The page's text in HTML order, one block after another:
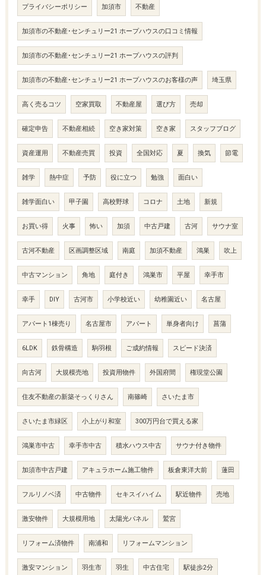
プライバシーポリシー 加須市 不動産
加須市の不動産･センチュリー21 ホープハウスの口コミ情報
加須市の不動産･センチュリー21 ホープハウスの評判
加須市の不動産･センチュリー21 ホープハウスのお客様の声 埼玉県
高く売るコツ 空家買取 不動産屋 選び方 売却
確定申告 不動産相続 空き家対策 空き家 スタッフブログ
資産運用 不動産売買 投資 全国対応 夏 換気 節電
雑学 熱中症 予防 役に立つ 勉強 面白い
雑学面白い 甲子園 高校野球 コロナ 土地 新規
お買い得 火事 怖い 加須 中古戸建 古河 サウナ室
古河不動産 区画調整区域 南庭 加須不動産 鴻巣 吹上
中古マンション 角地 庭付き 鴻巣市 平屋 幸手市
幸手 DIY 古河市 小学校近い 幼稚園近い 名古屋
アパート1棟売り 名古屋市 アパート 単身者向け 菖蒲
6LDK 鉄骨構造 駒羽根 ご成約情報 スピード決済
向古河 大規模売地 投資用物件 外国府間 権現堂公園
住友不動産の新築そっくりさん 南篠崎 さいたま市
さいたま市緑区 小上がり和室 300万円台で買える家
鴻巣市中古 幸手市中古 積水ハウス中古 サウナ付き物件
加須市中古戸建 アキュラホーム施工物件 板倉東洋大前 蓮田
フルリノベ済 中古物件 セキスイハイム 駅近物件 売地
激安物件 大規模用地 太陽光パネル 鷲宮
リフォーム済物件 南浦和 リフォームマンション
激安マンション 羽生市 羽生 中古住宅 駅徒歩2分